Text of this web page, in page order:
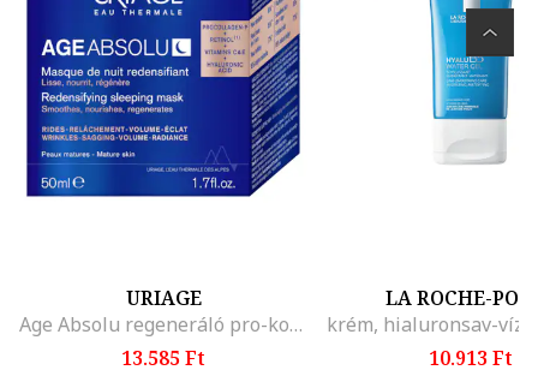
URIAGE
Age Absolu regeneráló pro-kollagén maszk, 50 ml
13.585 Ft
LA ROCHE-
10.913 Ft